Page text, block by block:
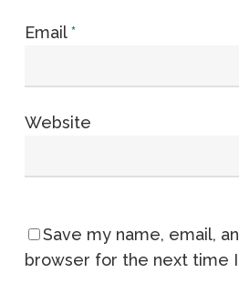
Email*
Website
Save my name, email,
browser for the next time